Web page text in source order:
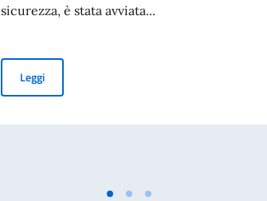
sicurezza, è stata avviata...
LeggiPolonia: pattugliamenti congiunti tra le Forze